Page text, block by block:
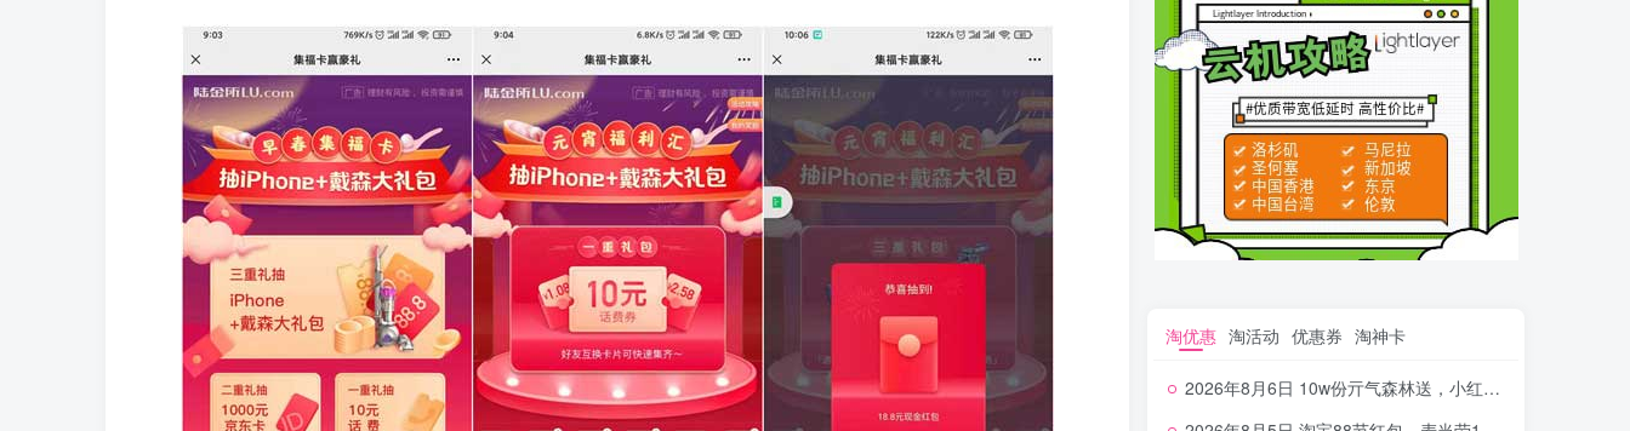
淘优惠 淘活动 优惠券 淘神卡
2026年8月6日 10w份亓气森林送，小红书12元无门槛，中行电费30-10，0元柠檬水+0撸汉堡等